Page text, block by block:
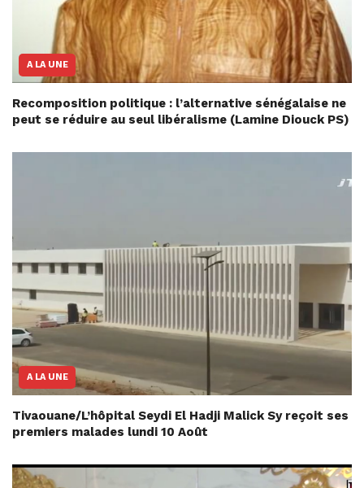
A LA UNE
Recomposition politique : l’alternative sénégalaise ne
peut se réduire au seul libéralisme (Lamine Diouck PS)
A LA UNE
Tivaouane/L’hôpital Seydi El Hadji Malick Sy reçoit ses
premiers malades lundi 10 Août